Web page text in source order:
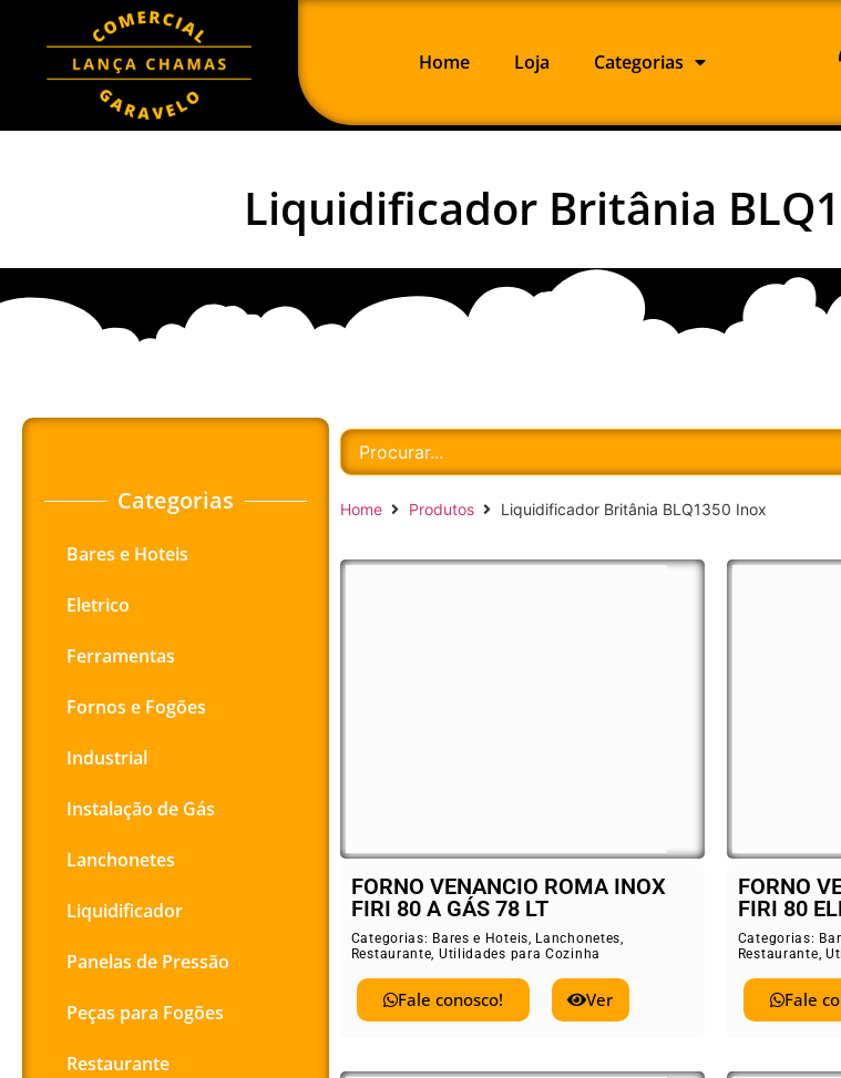
Home Loja Categorias
Liquidificador Britânia
Categorias
Bares e Hoteis
Eletrico
Ferramentas
Fornos e Fogões
Industrial
Instalação de Gás
Lanchonetes
Liquidificador
Panelas de Pressão
Peças para Fogões
Restaurante
Home Produtos Liquidificador Britânia BLQ1350 Inox
FORNO VENANCIO ROMA INOX
FIRI 80 A GÁS 78 LT
Categorias: Bares e Hoteis, Lanchonetes,
Restaurante, Utilidades para Cozinha
Fale conosco! Ver
FORNO
FIRI 80
Categorias:
Restaurante,
Fale